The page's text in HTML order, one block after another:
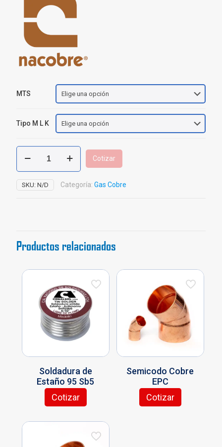
MTS
Tipo M L K
Tubería
Rígida
Cobre
Tipo
L
Cotizar
SKU: N/D Categoría: Gas Cobre
Productos relacionados
Soldadura de
Estaño 95 Sb5
Cotizar
Este
tiene
variantes.
Semicodo Cobre
EPC
Cotizar
Este